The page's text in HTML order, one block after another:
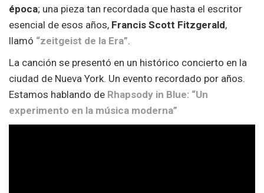
época; una pieza tan recordada que hasta el escritor
esencial de esos años, Francis Scott Fitzgerald,
llamó “zeitgeist de la Era”.
La canción se presentó en un histórico concierto en la
ciudad de Nueva York. Un evento recordado por años.
Estamos hablando de Rhapsody in Blue: “Un
experimento en la música moderna”